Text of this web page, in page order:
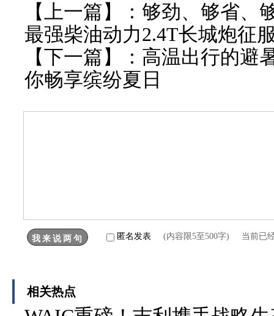
【上一篇】： 够劲、够省、
最强柴油动力2.4T长城炮征
【下一篇】： 高温出行的避
你畅享缤纷夏日
匿名发表 (内容限5至500字) 当前已
相关热点